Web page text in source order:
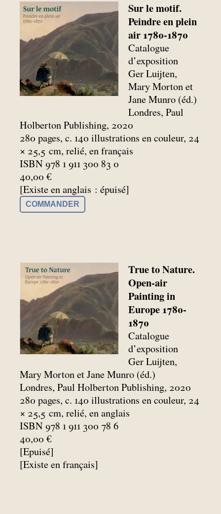
Sur le motif.
Peindre en plein
air 1780-1870
Catalogue
d’exposition
Ger Luijten,
Mary Morton et
Jane Munro (éd.)
Londres, Paul
Holberton Publishing, 2020
280 pages, c. 140 illustrations en couleur, 24
× 25,5 cm, relié, en français
ISBN 978 1 911 300 83 0
40,00 €
[Existe en anglais : épuisé]
COMMANDER
True to Nature.
Open-air
Painting in
Europe 1780-
1870
Catalogue
d’exposition
Ger Luijten,
Mary Morton et Jane Munro (éd.)
Londres, Paul Holberton Publishing, 2020
280 pages, c. 140 illustrations en couleur, 24
× 25,5 cm, relié, en anglais
ISBN 978 1 911 300 78 6
40,00 €
[Epuisé]
[Existe en français]